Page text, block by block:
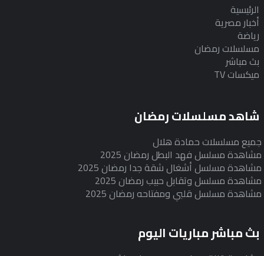
الرئيسية
أخبار مصرية
رياضة
مسلسلات رمضان
بث مباشر
ميكسات TV
شاهد مسلسلات رمضان
جميع مسلسلات حمادة هلال
مشاهدة مسلسل فهد البطل رمضان 2025
مشاهدة مسلسل أشغال شقة جدا رمضان 2025
مشاهدة مسلسل وتقابل حبيب رمضان 2025
مشاهدة مسلسل قلبي ومفتاحه رمضان 2025
بث مباشر مباريات اليوم